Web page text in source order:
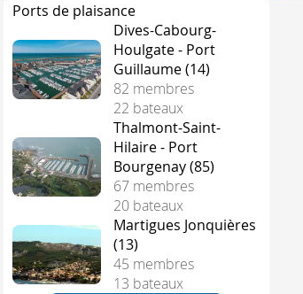
Ports de plaisance
Dives-Cabourg-
Houlgate - Port
Guillaume (14)
82 membres
22 bateaux
Thalmont-Saint-
Hilaire - Port
Bourgenay (85)
67 membres
20 bateaux
Martigues Jonquières
(13)
45 membres
13 bateaux